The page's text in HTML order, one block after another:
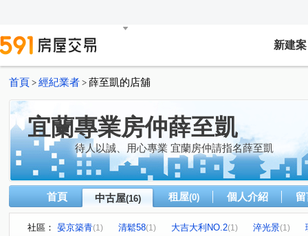
新建案
首頁 > 經紀業者 > 薛至凱的店舖
宜蘭專業房仲薛至凱
待人以誠、用心專業 宜蘭房仲請指名薛至凱
首頁 中古屋(16) 租屋(0) 個人介紹
社區： 晏京築青(1) 清鬆58(1) 大吉大利NO.2(1) 淬光景(1)